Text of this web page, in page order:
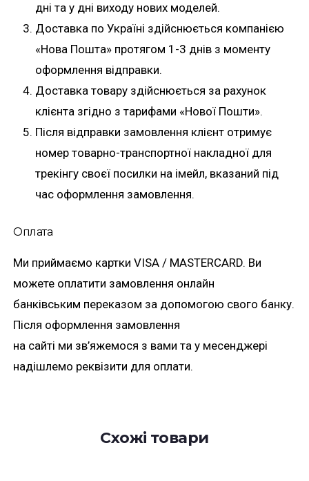
дні та у дні виходу нових моделей.
Доставка по Україні здійснюється компанією
«Нова Пошта» протягом 1-3 днів з моменту
оформлення відправки.
Доставка товару здійснюється за рахунок
клієнта згідно з тарифами «Нової Пошти».
Після відправки замовлення клієнт отримує
номер товарно-транспортної накладної для
трекінгу своєї посилки на імейл, вказаний під
час оформлення замовлення.
Оплата
Ми приймаємо картки VISA / MASTERCARD. Ви
можете оплатити замовлення онлайн
банківським переказом за допомогою свого банку.
Після оформлення замовлення
на сайті ми зв’яжемося з вами та у месенджері
надішлемо реквізити для оплати.
Схожі товари